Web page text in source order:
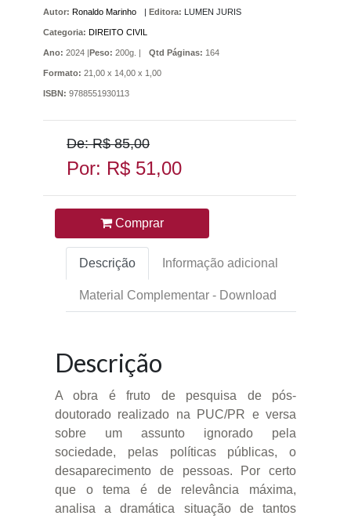
Autor: Ronaldo Marinho Editora: LUMEN JURIS
Categoria: DIREITO CIVIL
Ano: 2024 | Peso: 200g. | Qtd Páginas: 164
Formato: 21,00 x 14,00 x 1,00
ISBN: 9788551930113
De: R$ 85,00
Por: R$ 51,00
Comprar
Descrição Informação adicional
Material Complementar - Download
Descrição
A obra é fruto de pesquisa de pós-
doutorado realizado na PUC/PR e versa
sobre um assunto ignorado pela
sociedade, pelas políticas públicas, o
desaparecimento de pessoas. Por certo
que o tema é de relevância máxima,
analisa a dramática situação de tantos